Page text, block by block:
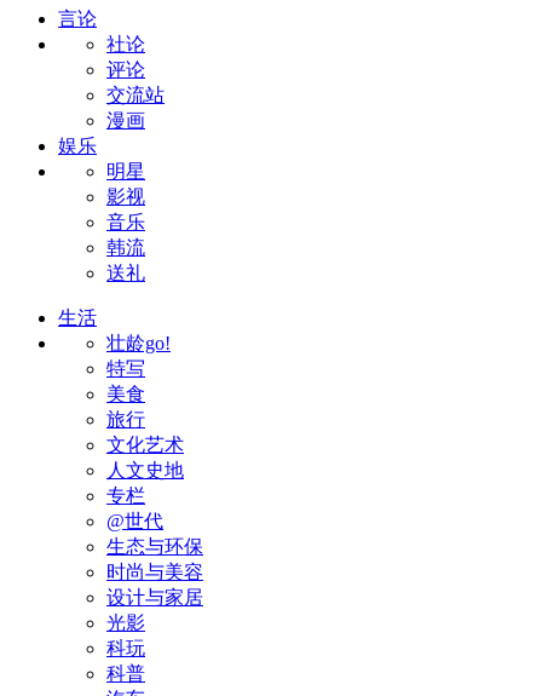
言论
社论
评论
交流站
漫画
娱乐
明星
影视
音乐
韩流
送礼
生活
壮龄go!
特写
美食
旅行
文化艺术
人文史地
专栏
@世代
生态与环保
时尚与美容
设计与家居
光影
科玩
科普